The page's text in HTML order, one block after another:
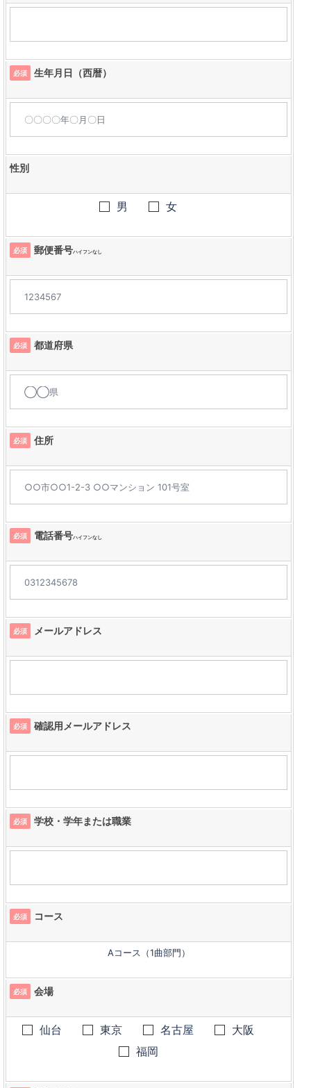
必須 生年月日（西暦）
性別
男 女
必須 郵便番号ハイフンなし
必須 都道府県
必須 住所
必須 電話番号ハイフンなし
必須 メールアドレス
必須 確認用メールアドレス
必須 学校・学年または職業
必須 コース
Aコース（1曲部門）
必須 会場
仙台 東京 名古屋
大阪
福岡